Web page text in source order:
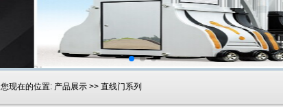
您现在的位置: 产品展示 >> 直线门系列